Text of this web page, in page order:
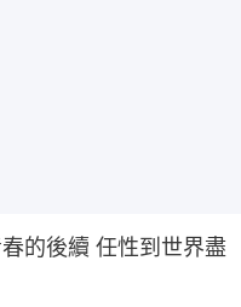
的後續 任性到世界盡